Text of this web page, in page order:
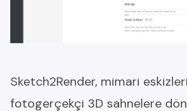
Sketch2Render, mimari
fotogerçekçi 3D sahnelere